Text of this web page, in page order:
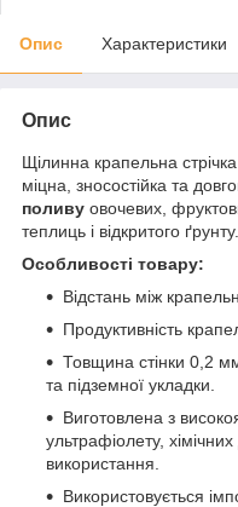
Опис Характеристики
Опис
Щілинна крапельна стрічка
міцна, зносостійка та
поливу овочевих,
теплиць і відкритого ґрунту.
Особливості товару:
Відстань між
Продуктивність
Товщина стінки 0,2
та підземної укладки.
Виготовлена з
ультрафіолету,
використання.
Використовується